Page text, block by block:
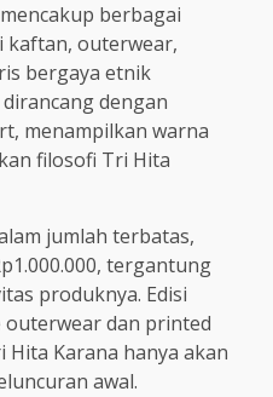
berbagai
kaftan, outerwear,
bergaya etnik
dengan
menampilkan warna
filosofi Tri Hita
jumlah terbatas,
tergantung
produknya. Edisi
dan printed
Karana hanya akan
awal.